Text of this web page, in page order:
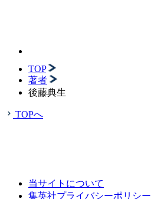
TOP
著者
後藤典生
TOPへ
当サイトについて
集英社プライバシーポリシー